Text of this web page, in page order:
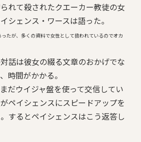
れて殺されたクエーカー教徒の女
シェンス・ワースは語った。
たが、多くの資料で女性として扱われているのでオカ
話は彼女の綴る文章のおかげでな
時間がかかる。
だウイジャ盤を使って交信してい
ペイシェンスにスピードアップを
するとペイシェンスはこう返答し